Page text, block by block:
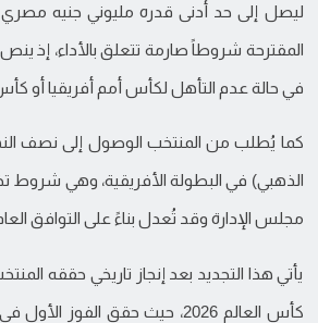
ليصل إلى حد أدنى قدره مليوني جنيه
المقترحة شروطاً صارمة تتعلق بالأداء، إذ
في حالة عدم التأهل لكأس أمم أفريقيا أو
كما يُطلب من المنتخب الوصول إلى نصف
الذهبي) في البطولة الأفريقية، وهي شروط
مجلس الإدارة وقد تُعدل بناءً على التوافق
يأتي هذا التجديد بعد إنجاز تاريخي حققه
كأس العالم 2026، حيث حقق الفوز